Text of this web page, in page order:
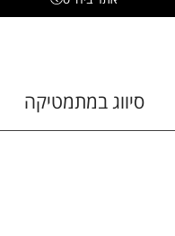
סיווג במתמטיקה